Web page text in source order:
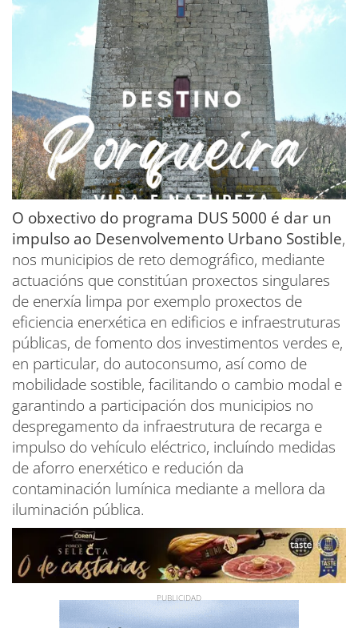
O obxectivo do programa DUS 5000 é dar un
impulso ao Desenvolvemento Urbano Sostible,
nos municipios de reto demográfico, mediante
actuacións que constitúan proxectos singulares
de enerxía limpa por exemplo proxectos de
eficiencia enerxética en edificios e infraestruturas
públicas, de fomento dos investimentos verdes e,
en particular, do autoconsumo, así como de
mobilidade sostible, facilitando o cambio modal e
garantindo a participación dos municipios no
despregamento da infraestrutura de recarga e
impulso do vehículo eléctrico, incluíndo medidas
de aforro enerxético e redución da
contaminación lumínica mediante a mellora da
iluminación pública.